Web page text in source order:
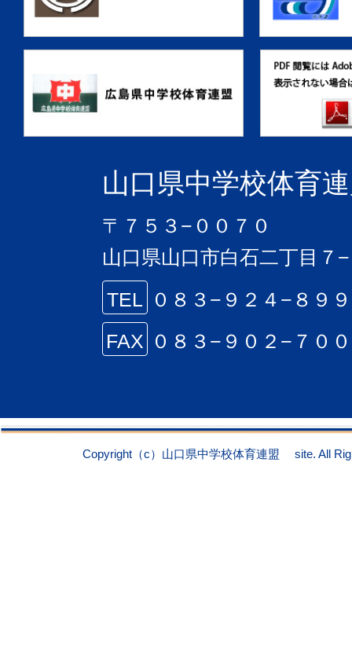
山口県中学校体育
〒７５３−００７０
山口県山口市白石二丁目７
TEL
０８３−９２４−８９
FAX ０８３−９０２−７０
Copyright（c）山口県中学校体育連盟 site. All